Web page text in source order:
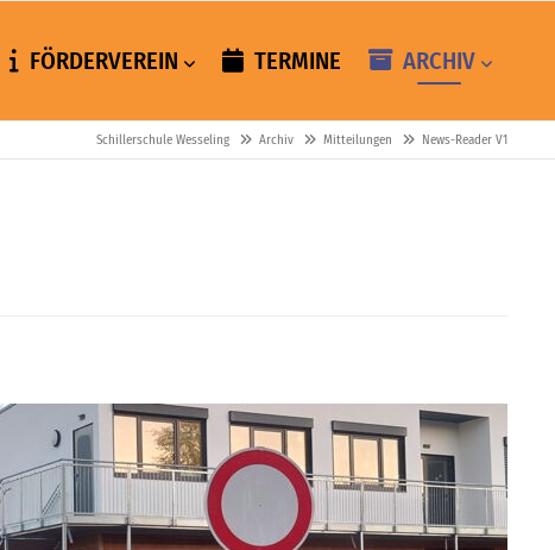
FÖRDERVEREIN TERMINE ARCHIV
Schillerschule Wesseling Archiv Mitteilungen News-Reader V1